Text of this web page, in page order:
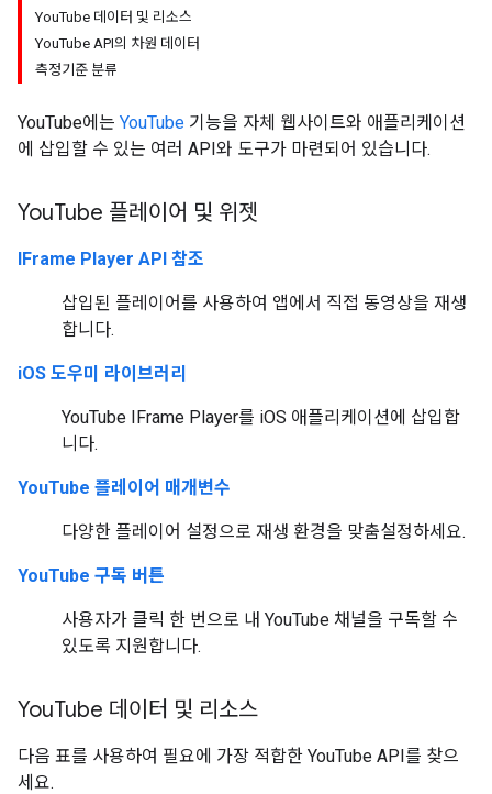
YouTube 데이터 및 리소스
YouTube API의 차원 데이터
측정기준 분류
YouTube에는 YouTube 기능을 자체 웹사이트와 애플리케이션
에 삽입할 수 있는 여러 API와 도구가 마련되어 있습니다.
YouTube 플레이어 및 위젯
IFrame Player API 참조
삽입된 플레이어를 사용하여 앱에서 직접 동영상을 재생
합니다.
iOS 도우미 라이브러리
YouTube IFrame Player를 iOS 애플리케이션에 삽입합
니다.
YouTube 플레이어 매개변수
다양한 플레이어 설정으로 재생 환경을 맞춤설정하세요.
YouTube 구독 버튼
사용자가 클릭 한 번으로 내 YouTube 채널을 구독할 수
있도록 지원합니다.
YouTube 데이터 및 리소스
다음 표를 사용하여 필요에 가장 적합한 YouTube API를 찾으
세요.